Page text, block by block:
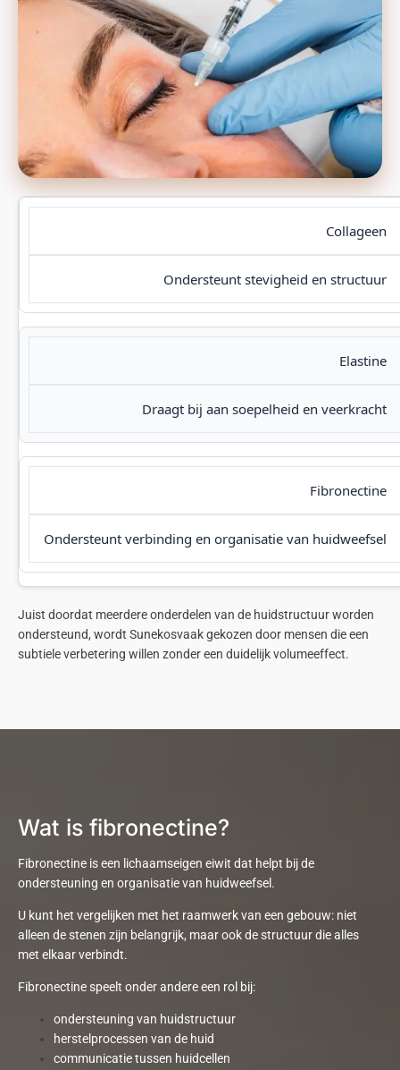
Collageen
Ondersteunt stevigheid en structuur
Elastine
Draagt bij aan soepelheid en veerkracht
Fibronectine
Ondersteunt verbinding en organisatie van huidweefsel
Juist doordat meerdere onderdelen van de huidstructuur worden
ondersteund, wordt Sunekosvaak gekozen door mensen die een
subtiele verbetering willen zonder een duidelijkvolumeeffect.
Wat is fibronectine?
Fibronectine is een lichaamseigen eiwit dat helpt bij de
ondersteuning en organisatie van huidweefsel.
U kunt het vergelijken met het raamwerk van een gebouw: niet
alleen de stenen zijn belangrijk, maar ook de structuur die alles
met elkaar verbindt.
Fibronectine speelt onder andere een rol bij:
ondersteuning van huidstructuur
herstelprocessen van de huid
communicatietussen huidcellen